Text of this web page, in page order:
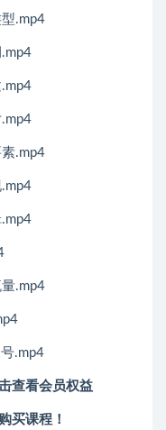
.mp4
.mp4
.mp4
.mp4
查看会员权益
买课程！